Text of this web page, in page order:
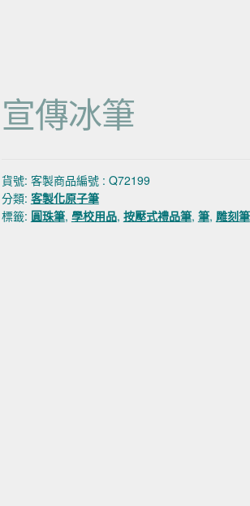
宣傳冰筆
貨號: 客製商品編號 : Q72199
分類: 客製化原子筆
標籤: 圓珠筆, 學校用品, 按壓式禮品筆, 筆, 雕刻筆